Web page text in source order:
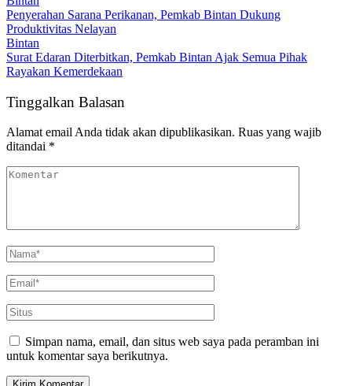
Penyerahan Sarana Perikanan, Pemkab Bintan Dukung
Produktivitas Nelayan
Bintan
Surat Edaran Diterbitkan, Pemkab Bintan Ajak Semua Pihak
Rayakan Kemerdekaan
Tinggalkan Balasan
Alamat email Anda tidak akan dipublikasikan. Ruas yang wajib
ditandai *
Simpan nama, email, dan situs web saya pada peramban ini
untuk komentar saya berikutnya.